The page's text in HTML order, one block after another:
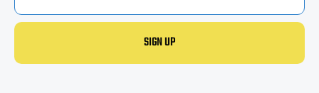
SIGN UP